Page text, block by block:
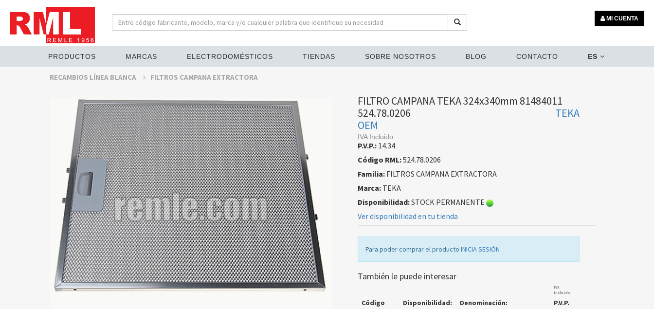
MI CUENTA
PRODUCTOS MARCAS ELECTRODOMÉSTICOS TIENDAS SOBRE NOSOTROS BLOG CONTACTO ES
RECAMBIOS LÍNEA BLANCA FILTROS CAMPANA EXTRACTORA
FILTRO CAMPANA TEKA 324x340mm 81484011
524.78.0206
TEKA
OEM
IVA Incluido
P.V.P.: 14.34
Código RML:524.78.0206
Familia:FILTROS CAMPANA EXTRACTORA
Marca:TEKA
Disponibilidad:STOCK PERMANENTE
Ver disponibilidad en tu tienda
Para poder comprar el producto INICIA SESIÓN
También le puede interesar
Código Disponibilidad: Denominación:
IVA
Incluido
P.V.P.